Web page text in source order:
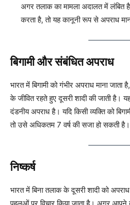
अगर तलाक का मामला अदालत में लंबित है
करता है, तो यह कानूनी रूप से अपराध
बिगामी और संबंधित अपराध
भारत में बिगामी को गंभीर अपराध माना
के जीवित रहते हुए दूसरी शादी की जाती है।
दंडनीय अपराध है। यदि किसी व्यक्ति को
तो उसे अधिकतम 7 वर्ष की सजा हो सकती है।
निष्कर्ष
भारत में बिना तलाक के दूसरी शादी को